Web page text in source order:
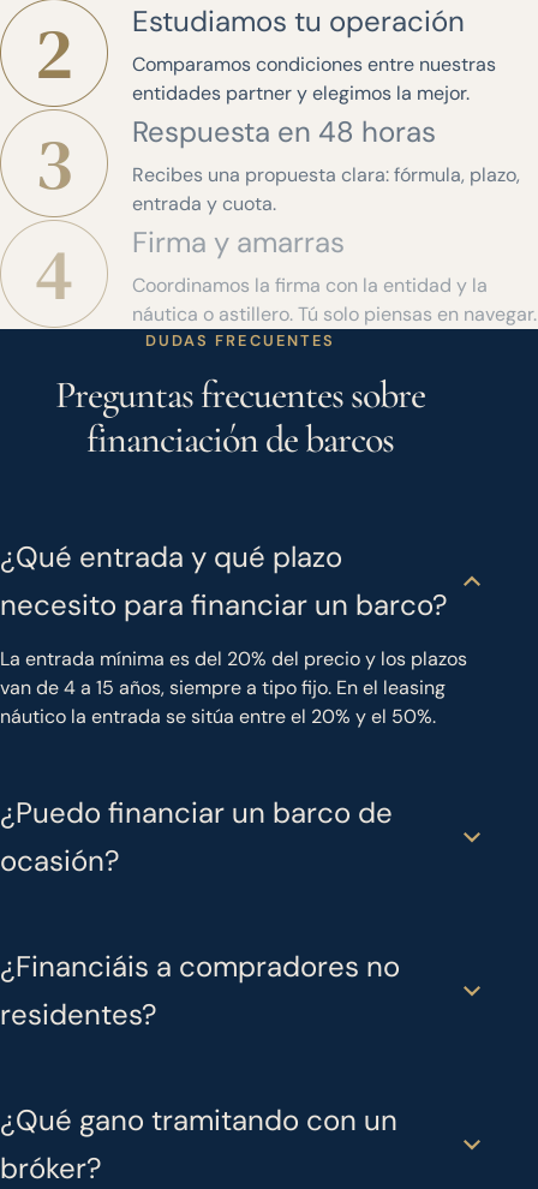
Estudiamos tu operación
Comparamos condiciones entre nuestras
entidades partner y elegimos la mejor.
Respuesta en 48 horas
Recibes una propuesta clara: fórmula, plazo,
entrada y cuota.
Firma y amarras
Coordinamos la firma con la entidad y la
náutica o astillero. Tú solo piensas en navegar.
DUDAS FRECUENTES
Preguntas frecuentes sobre
financiación de barcos
¿Qué entrada y qué plazo
necesito para financiar un barco?
La entrada mínima es del 20% del precio y los plazos
van de 4 a 15 años, siempre a tipo fijo. En el leasing
náutico la entrada se sitúa entre el 20% y el 50%.
¿Puedo financiar un barco de
ocasión?
¿Financiáis a compradores no
residentes?
¿Qué gano tramitando con un
bróker?